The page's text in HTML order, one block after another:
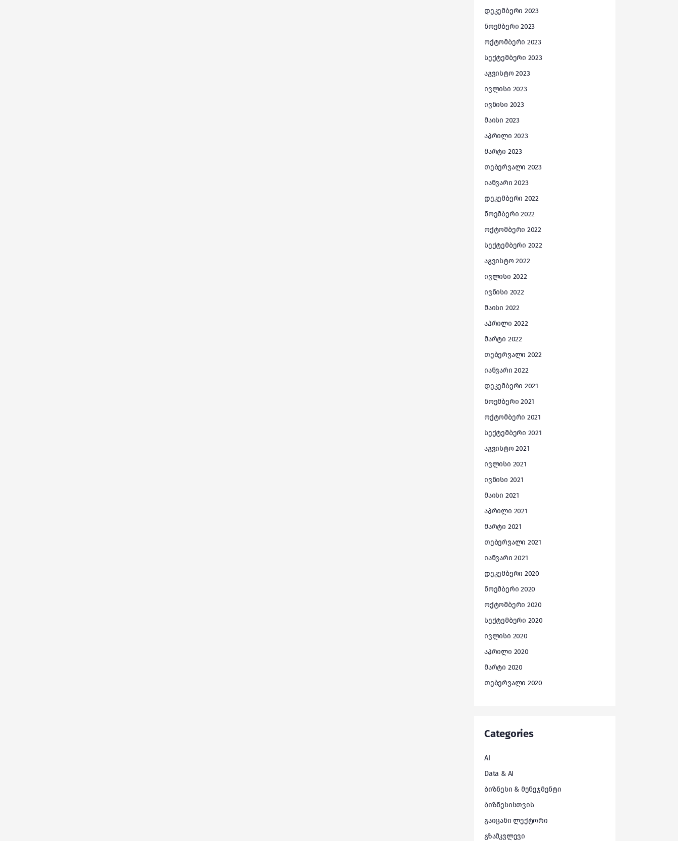
დეკემბერი 2023
ნოემბერი 2023
ოქტომბერი 2023
სექტემბერი 2023
აგვისტო 2023
ივლისი 2023
ივნისი 2023
მაისი 2023
აპრილი 2023
მარტი 2023
თებერვალი 2023
იანვარი 2023
დეკემბერი 2022
ნოემბერი 2022
ოქტომბერი 2022
სექტემბერი 2022
აგვისტო 2022
ივლისი 2022
ივნისი 2022
მაისი 2022
აპრილი 2022
მარტი 2022
თებერვალი 2022
იანვარი 2022
დეკემბერი 2021
ნოემბერი 2021
ოქტომბერი 2021
სექტემბერი 2021
აგვისტო 2021
ივლისი 2021
ივნისი 2021
მაისი 2021
აპრილი 2021
მარტი 2021
თებერვალი 2021
იანვარი 2021
დეკემბერი 2020
ნოემბერი 2020
ოქტომბერი 2020
სექტემბერი 2020
ივლისი 2020
აპრილი 2020
მარტი 2020
თებერვალი 2020
Categories
AI
Data & AI
ბიზნესი & მენეჯმენტი
ბიზნესისთვის
გაიცანი ლექტორი
გზამკვლევი